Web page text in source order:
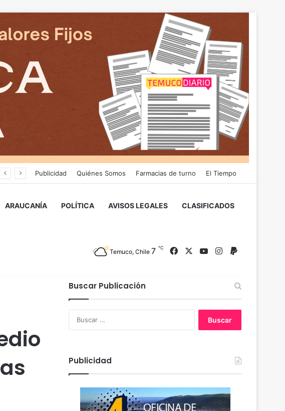
Publicidad Quiénes Somos Farmacias de turno El Tiempo
ARAUCANÍA POLÍTICA AVISOS LEGALES CLASIFICADOS
Temuco, Chile 7 ℃ Facebook YouTubeInstagram
Buscar Publicación
Publicidad